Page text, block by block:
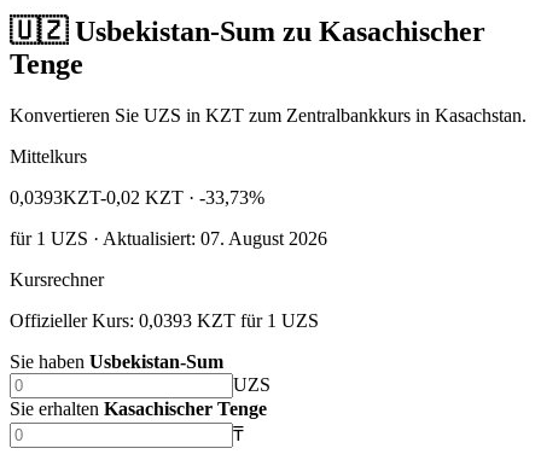
🇺🇿 Usbekistan-Sum zu Kasachischer
Tenge
Konvertieren Sie UZS in KZT zum Zentralbankkurs in Kasachstan.
Mittelkurs
0,0393KZT-0,02 KZT · -33,73%
für1 UZS · Aktualisiert: 07. August 2026
Kursrechner
Offizieller Kurs: 0,0393 KZT für 1 UZS
Sie haben Usbekistan-Sum
UZS
Sie erhalten Kasachischer Tenge
₸